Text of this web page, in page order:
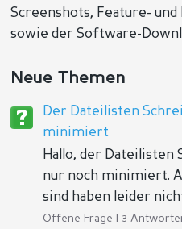
Screenshots, Feature-
sowie der Software-
Neue Themen
Der Dateilisten
minimiert
Hallo, der
nur noch minimiert.
sind haben leider
Offene Frage | 3